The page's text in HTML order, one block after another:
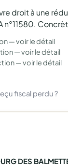
droit à une
n°11580.
—voir le détail
—voir le détail
—voir le détail
fiscal perdu ?
DES